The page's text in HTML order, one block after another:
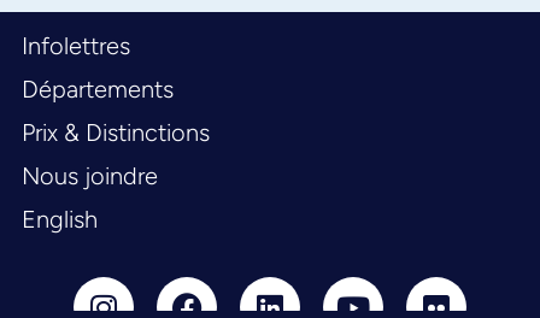
Infolettres
Départements
Prix & Distinctions
Nous joindre
English